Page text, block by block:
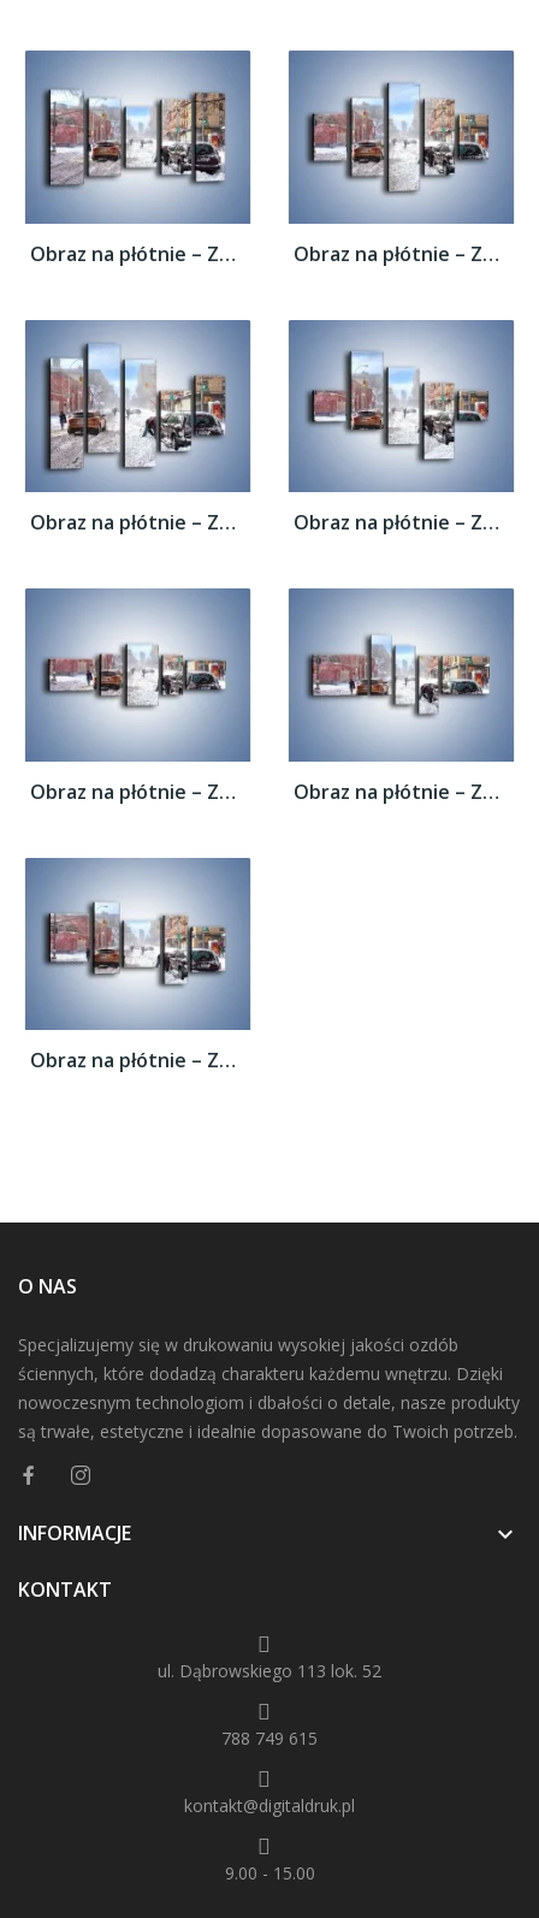
Obraz na płótnie – Zaśnieżone ulice miasta... Obraz na płótnie – Zaśnieżone ulice miasta...
Obraz na płótnie – Zaśnieżone ulice miasta... Obraz na płótnie – Zaśnieżone ulice miasta...
Obraz na płótnie – Zaśnieżone ulice miasta... Obraz na płótnie – Zaśnieżone ulice miasta...
Obraz na płótnie – Zaśnieżone ulice miasta...
O NAS
Specjalizujemy się w drukowaniu wysokiej jakości ozdób
ściennych, które dodadzą charakteru każdemu wnętrzu. Dzięki
nowoczesnym technologiom i dbałości o detale, nasze produkty
są trwałe, estetyczne i idealnie dopasowane do Twoich potrzeb.
INFORMACJE 
KONTAKT
ul. Dąbrowskiego 113 lok. 52
788 749 615
kontakt@digitaldruk.pl
9.00 - 15.00